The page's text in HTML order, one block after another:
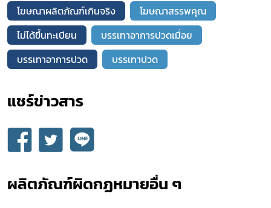
โฆษณาผลิตภัณฑ์เกินจริง
โฆษณาสรรพคุณ
ไม่ได้ขึ้นทะเบียน
บรรเทาอาการปวดเมื่อย
บรรเทาอาการปวด
บรรเทาปวด
แชร์ข่าวสาร​
ผลิตภัณฑ์ผิดกฏหมายอื่น ๆ